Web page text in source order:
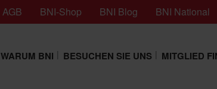
AGB BNI-Shop BNI Blog BNI National
WARUM BNI BESUCHEN SIE UNS MITGLIED